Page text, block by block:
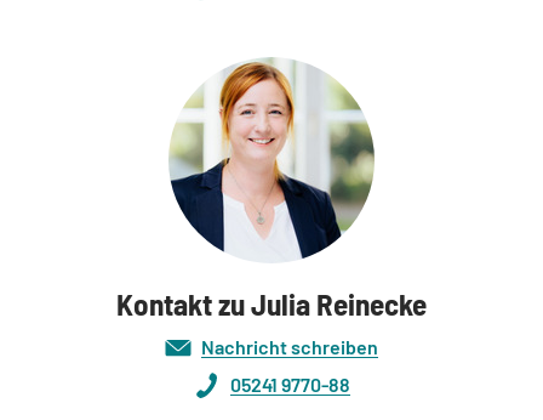
Kontakt zu Julia Reinecke
Nachricht schreiben
05241 9770-88